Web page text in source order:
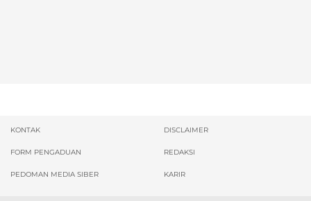
KONTAK DISCLAIMER
FORM PENGADUAN REDAKSI
PEDOMAN MEDIA SIBER KARIR